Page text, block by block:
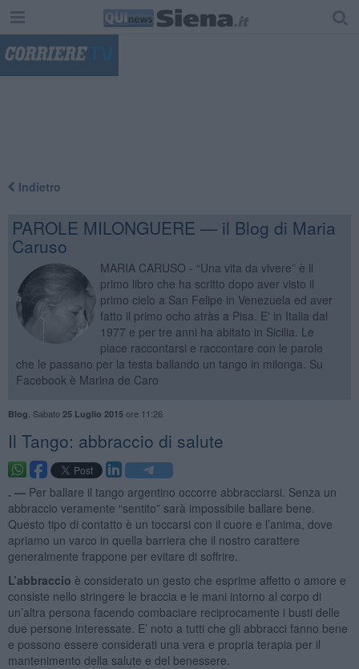
Indietro
PAROLE MILONGUERE — il Blog di Maria
Caruso
MARIA CARUSO - “Una vita da vivere” è il
primo libro che ha scritto dopo aver visto il
primo cielo a San Felipe in Venezuela ed aver
fatto il primo ocho atràs a Pisa. E' in Italia dal
1977 e per tre anni ha abitato in Sicilia. Le
piace raccontarsi e raccontare con le parole
che le passano per la testa ballando un tango in milonga. Su
Facebook è Marina de Caro
Blog Sabato 25 Luglio 2015ore 11:26
Il Tango: abbraccio di salute
. — Per ballare il tango argentino occorre abbracciarsi. Senza un
abbraccio veramente “sentito” sarà impossibile ballare bene.
Questo tipo di contatto è un toccarsi con il cuore e l’anima, dove
apriamo un varco in quella barriera che il nostro carattere
generalmente frappone per evitare di soffrire.
L’abbraccio è considerato un gesto che esprime affetto o amore e
consiste nello stringere le braccia e le mani intorno al corpo di
un’altra persona facendo combaciare reciprocamente i busti delle
due persone interessate. E’ noto a tutti che gli abbracci fanno bene
e possono essere considerati una vera e propria terapia per il
mantenimento della salute e del benessere.